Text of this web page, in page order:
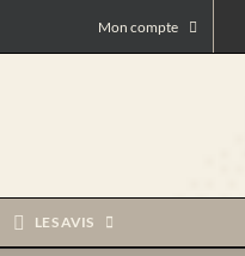
Mon compte
LES AVIS